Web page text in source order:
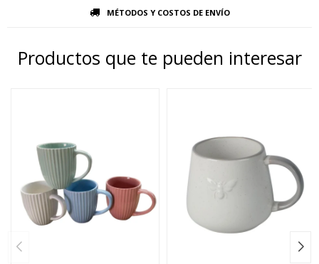
MÉTODOS Y COSTOS DE ENVÍO
Productos que te pueden interesar